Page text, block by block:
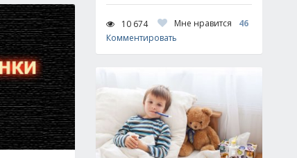
10 674 Мне нравится
46
Комментировать